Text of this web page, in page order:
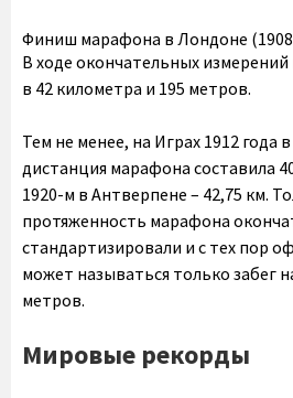
Финиш марафона в Лондоне
В ходе окончательных
в 42 километра и 195 метров.
Тем не менее, на Играх 1912 года
дистанция марафона составила
1920-м в Антверпене – 42,75 км.
протяженность марафона
стандартизировали и с тех пор
может называться только забег
метров.
Мировые рекорды